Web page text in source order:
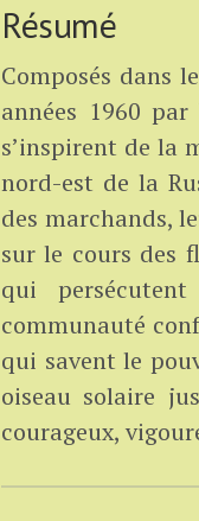
Résumé
Composés dans
années 1960
s’inspirent de la
nord-est de la
des marchands,
sur le cours des
qui
communauté
qui savent le
oiseau solaire
courageux,